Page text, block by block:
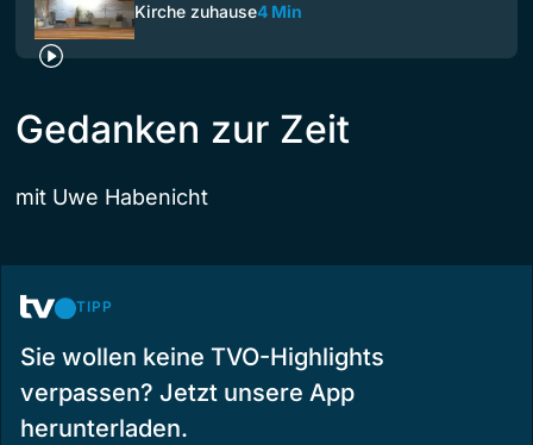
Kirche zuhause4 Min
Gedanken zur Zeit
mit Uwe Habenicht
TIPP
Sie wollen keine TVO-Highlights
verpassen? Jetzt unsere App
herunterladen.